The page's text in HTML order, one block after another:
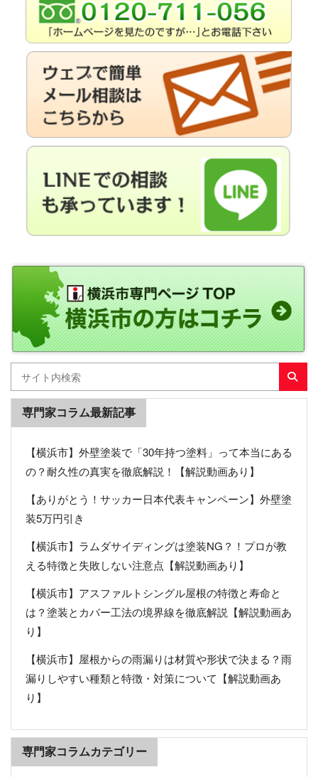
専門家コラム最新記事
【横浜市】外壁塗装で「30年持つ塗料」って本当にある
の？耐久性の真実を徹底解説！【解説動画あり】
【ありがとう！サッカー日本代表キャンペーン】外壁塗
装5万円引き
【横浜市】ラムダサイディングは塗装NG？！プロが教
える特徴と失敗しない注意点【解説動画あり】
【横浜市】アスファルトシングル屋根の特徴と寿命と
は？塗装とカバー工法の境界線を徹底解説【解説動画あ
り】
【横浜市】屋根からの雨漏りは材質や形状で決まる？雨
漏りしやすい種類と特徴・対策について【解説動画あ
り】
専門家コラムカテゴリー